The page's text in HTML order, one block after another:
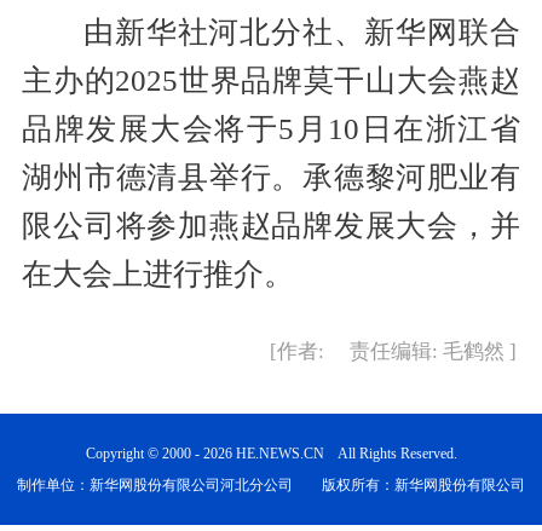
由新华社河北分社、新华网联合
主办的2025世界品牌莫干山大会燕赵
品牌发展大会将于5月10日在浙江省
湖州市德清县举行。承德黎河肥业有
限公司将参加燕赵品牌发展大会，并
在大会上进行推介。
[作者: 责任编辑: 毛鹤然 ]
Copyright © 2000 - 2026 HE.NEWS.CN All Rights Reserved.
制作单位：新华网股份有限公司河北分公司 版权所有：新华网股份有限公司